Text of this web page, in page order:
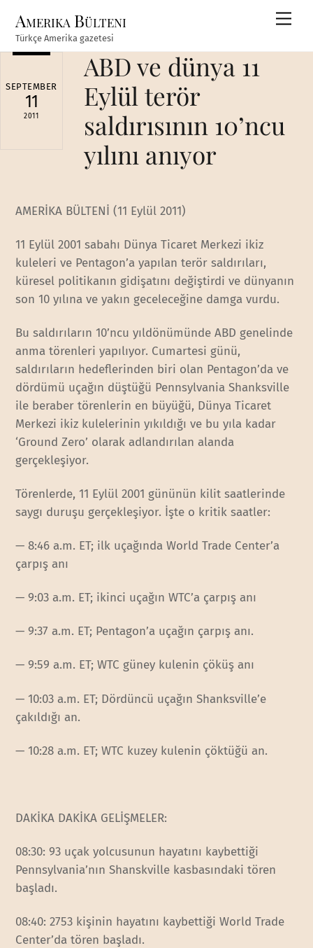
content
Amerika Bülteni
Türkçe Amerika gazetesi
SEPTEMBER
11
2011
ABD ve dünya 11
Eylül terör
saldırısının 10’ncu
yılını anıyor
AMERİKA BÜLTENİ (11 Eylül 2011)
11 Eylül 2001 sabahı Dünya Ticaret Merkezi ikiz
kuleleri ve Pentagon’a yapılan terör saldırıları,
küresel politikanın gidişatını değiştirdi ve dünyanın
son 10 yılına ve yakın geceleceğine damga vurdu.
Bu saldırıların 10’ncu yıldönümünde ABD genelinde
anma törenleri yapılıyor. Cumartesi günü,
saldırıların hedeflerinden biri olan Pentagon’da ve
dördümü uçağın düştüğü Pennsylvania Shanksville
ile beraber törenlerin en büyüğü, Dünya Ticaret
Merkezi ikiz kulelerinin yıkıldığı ve bu yıla kadar
‘Ground Zero’ olarak adlandırılan alanda
gerçekleşiyor.
Törenlerde, 11 Eylül 2001 gününün kilit saatlerinde
saygı duruşu gerçekleşiyor. İşte o kritik saatler:
— 8:46 a.m. ET; ilk uçağında World Trade Center’a
çarpış anı
— 9:03 a.m. ET; ikinci uçağın WTC’a çarpış anı
— 9:37 a.m. ET; Pentagon’a uçağın çarpış anı.
— 9:59 a.m. ET; WTC güney kulenin çöküş anı
— 10:03 a.m. ET; Dördüncü uçağın Shanksville’e
çakıldığı an.
— 10:28 a.m. ET; WTC kuzey kulenin çöktüğü an.
DAKİKA DAKİKA GELİŞMELER:
08:30: 93 uçak yolcusunun hayatını kaybettiği
Pennsylvania’nın Shanskville kasbasındaki tören
başladı.
08:40: 2753 kişinin hayatını kaybettiği World Trade
Center’da tören başladı.